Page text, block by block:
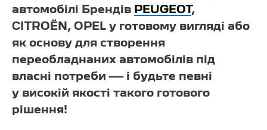
автомобілі Брендів PEUGEOT ,
CITROЁN, OPEL у готовому вигляді або
як основу для створення
переобладнаних автомобілів під
власні потреби — і будьте певні
у високій якості такого готового
рішення!